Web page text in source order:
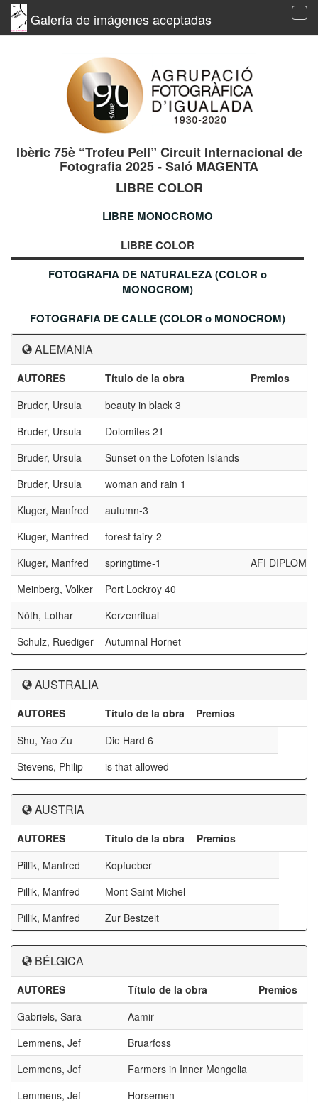
Galería de imágenes aceptadas
Ibèric 75è “Trofeu Pell” Circuit Internacional de
Fotografia 2025 - Saló MAGENTA
LIBRE COLOR
LIBRE MONOCROMO
LIBRE COLOR
FOTOGRAFIA DE NATURALEZA (COLOR o
MONOCROM)
FOTOGRAFIA DE CALLE (COLOR o MONOCROM)
ALEMANIA
AUTORES Título de la obra
Premios
Bruder, Ursula
beauty in black 3
Bruder, Ursula
Dolomites 21
Bruder, Ursula
Sunset on the Lofoten Islands
Bruder, Ursula
woman and rain 1
Kluger, Manfred
autumn-3
Kluger, Manfred
forest fairy-2
Kluger, Manfred
springtime-1
AFI DIPLOMA
Meinberg, Volker
Port Lockroy 40
Nöth, Lothar
Kerzenritual
Schulz, Ruediger
Autumnal Hornet
AUSTRALIA
AUTORES Título de la obra
Premios
Shu, Yao Zu
Die Hard 6
Stevens, Philip
is that allowed
AUSTRIA
AUTORES Título de la obra
Premios
Pillik, Manfred
Kopfueber
Pillik, Manfred
Mont Saint Michel
Pillik, Manfred
Zur Bestzeit
BÉLGICA
AUTORES Título de la obra
Premios
Gabriels, Sara
Aamir
Lemmens, Jef
Bruarfoss
Lemmens, Jef
Farmers in Inner Mongolia
Lemmens, Jef
Horsemen